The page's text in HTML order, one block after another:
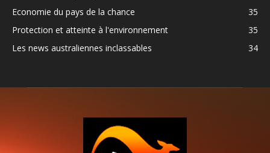
Economie du pays de la chance
35
Protection et atteinte à l'environnement
35
Les news australiennes inclassables
34